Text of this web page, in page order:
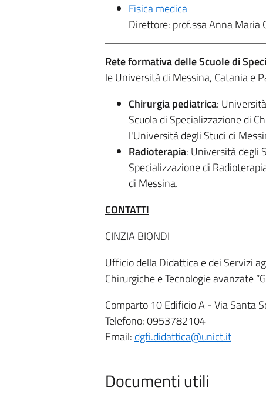
Fisica medica
Direttore: prof.ssa Anna Maria
Rete formativa delle Scuole di
le Università di Messina, Catania e
Chirurgia pediatrica:
Scuola di Specializzazione di
l'Università degli Studi di
Radioterapia: Università degli
Specializzazione di
di Messina.
CONTATTI
CINZIA BIONDI
Ufficio della Didattica e dei Servizi
Chirurgiche e Tecnologie avanzate
Comparto 10 Edificio A - Via Santa
Telefono: 0953782104
Email: dgfi.didattica@unict.it
Documenti utili